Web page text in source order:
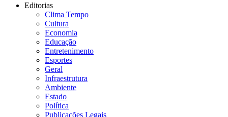
Editorias
Clima Tempo
Cultura
Economia
Educação
Entretenimento
Esportes
Geral
Infraestrutura
Ambiente
Estado
Política
Publicações Legais